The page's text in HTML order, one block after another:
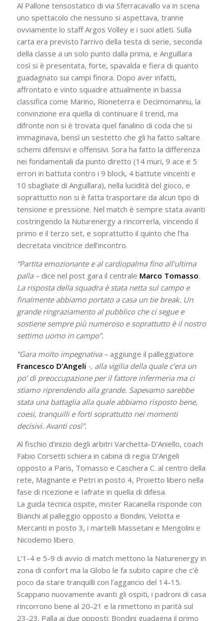
Al Pallone tensostatico di via Sferracavallo va in scena
uno spettacolo che nessuno si aspettava, tranne
ovviamente lo staff Argos Volley e i suoi atleti. Sulla
carta era previsto l’arrivo della testa di serie, seconda
della classe a un solo punto dalla prima, e Anguillara
così si è presentata, forte, spavalda e fiera di quanto
guadagnato sui campi finora. Dopo aver infatti,
affrontato e vinto squadre attualmente in bassa
classifica come Marino, Rioneterra e Decimomannu, la
convinzione era quella di continuare il trend, ma
difronte non si è trovata quel fanalino di coda che si
immaginava, bensì un sestetto che gli ha fatto saltare
schemi difensivi e offensivi. Sora ha fatto la differenza
nei fondamentali da punto diretto (14 muri, 9 ace e 5
errori in battuta contro i 9 block, 4 battute vincenti e
10 sbagliate di Anguillara), nella lucidità del gioco, e
soprattutto non si è fatta trasportare da alcun tipo di
tensione e pressione. Nel match è sempre stata avanti
costringendo la Nuturenergy a rincorrerla, vincendo il
primo e il terzo set, e soprattutto il quinto che l’ha
decretata vincitrice dell’incontro.
“Partita emozionante e al cardiopalma fino all’ultima
palla – dice nel post gara il centrale Marco Tomasso.
La risposta della squadra è stata netta sul campo e
finalmente abbiamo portato a casa un tie break. Un
grande ringraziamento al pubblico che ci segue e
sostiene sempre più numeroso e soprattutto è il nostro
settimo uomo in campo”.
“Gara molto impegnativa – aggiunge il palleggiatore
Francesco D’Angeli -, alla vigilia della quale c’era un
po’ di preoccupazione per il fattore infermeria ma ci
stiamo riprendendo alla grande. Sapevamo sarebbe
stata una battaglia alla quale abbiamo risposto bene,
coesi, tranquilli e forti soprattutto nei momenti
decisivi. Avanti così”.
Al fischio d’inizio degli arbitri Varchetta-D’Aniello, coach
Fabio Corsetti schiera in cabina di regia D’Angeli
opposto a Paris, Tomasso e Caschera C. al centro della
rete, Magnante e Petri in posto 4, Proietto libero nella
fase di ricezione e Iafrate in quella di difesa.
La guida tecnica ospite, mister Racanella risponde con
Bianchi al palleggio opposto a Bondini, Velotta e
Mercanti in posto 3, i martelli Massetani e Mengolini e
Nicodemo libero.
L’1-4 e 5-9 di avvio di match mettono la Naturenergy in
zona di confort ma la Globo le fa subito capire che c’è
poco da stare tranquilli con l’aggancio del 14-15.
Scappano nuovamente avanti gli ospiti, i padroni di casa
rincorrono bene al 20-21 e la rimettono in parità sul
23-23. Palla ai due opposti: Bondini guadagna il primo